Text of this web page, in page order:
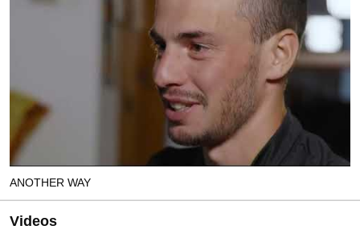
ANOTHER WAY
Videos